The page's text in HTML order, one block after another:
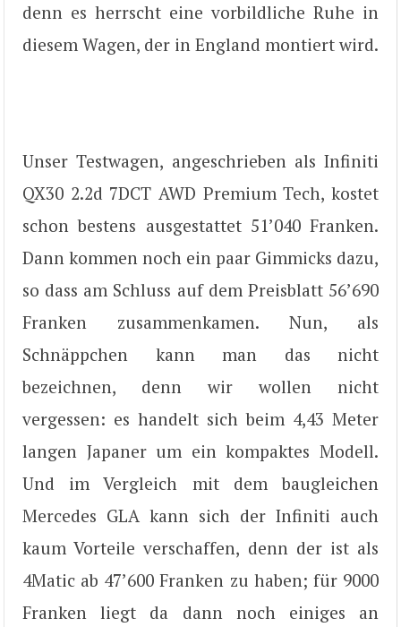
denn es herrscht eine vorbildliche Ruhe in
diesem Wagen, der in England montiert wird.
Unser Testwagen, angeschrieben als Infiniti
QX30 2.2d 7DCT AWD Premium Tech, kostet
schon bestens ausgestattet 51’040 Franken.
Dann kommen noch ein paar Gimmicks dazu,
so dass am Schluss auf dem Preisblatt 56’690
Franken zusammenkamen. Nun, als
Schnäppchen kann man das nicht
bezeichnen, denn wir wollen nicht
vergessen: es handelt sich beim 4,43 Meter
langen Japaner um ein kompaktes Modell.
Und im Vergleich mit dem baugleichen
Mercedes GLA kann sich der Infiniti auch
kaum Vorteile verschaffen, denn der ist als
4Matic ab 47’600 Franken zu haben; für 9000
Franken liegt da dann noch einiges an